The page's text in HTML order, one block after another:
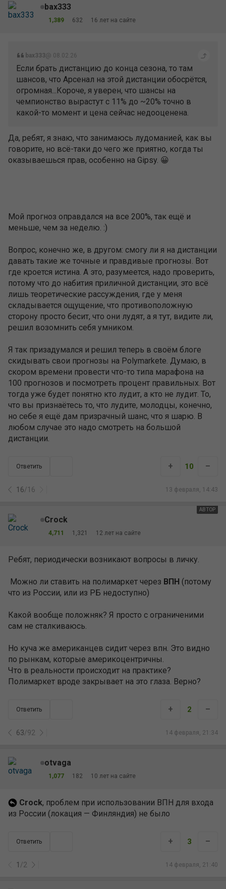
bax333
1,389 632 16 лет на сайте
bax333 @ 08.02.26
Если брать дистанцию до конца сезона, то там
шансов, что Арсенал на этой дистанции обосрётся,
огромная...Короче, я уверен, что шансы на
чемпионство вырастут с 11% до ~20% точно в
какой-то момент и цена сейчас недооценена.
Да, ребят, я знаю, что занимаюсь лудоманией, как вы
говорите, но всё-таки до чего же приятно, когда ты
оказываешься прав, особенно на Gipsy. 😀
Мой прогноз оправдался на все 200%, так ещё и
меньше, чем за неделю. :)
Вопрос, конечно же, в другом: смогу ли я на дистанции
давать такие же точные и правдивые прогнозы. Вот
где кроется истина. А это, разумеется, надо проверить,
потому что до набития приличной дистанции, это всё
лишь теоретические рассуждения, где у меня
складывается ощущение, что противоположную
сторону просто бесит, что они лудят, а я тут, видите ли,
решил возомнить себя умником.
Я так призадумался и решил теперь в своём блоге
скидывать свои прогнозы на Polymarkete. Думаю, в
скором времени провести что-то типа марафона на
100 прогнозов и посмотреть процент правильных. Вот
тогда уже будет понятно кто лудит, а кто не лудит. То,
что вы признаётесь то, что лудите, молодцы, конечно,
но себе я ещё дам призрачный шанс, что я шарю. В
любом случае это надо смотреть на большой
дистанции.
Ответить
16/16 13 февраля, 14:43
+ 10 –
АВТОР
Crock
4,711 1,321 12 лет на сайте
Ребят, периодически возникают вопросы в личку.
Можно ли ставить на полимаркет через ВПН (потому
что из России, или из РБ недоступно)
Какой вообще положняк? Я просто с ограниченими
сам не сталкиваюсь.
Но куча же американцев сидит через впн. Это видно
по рынкам, которые америкоцентричны.
Что в реальности происходит на практике?
Полимаркет вроде закрывает на это глаза. Верно?
Ответить
63/92 14 февраля, 21:34
+ 2 –
otvaga
1,077 182 10 лет на сайте
Crock, проблем при использовании ВПН для входа
из России (локация — Финляндия) не было
Ответить
1 /2 14 февраля, 21:40
+ 3 –